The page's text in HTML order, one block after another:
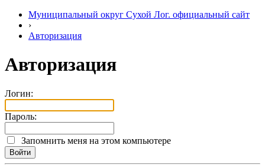
Муниципальный округ Сухой Лог. официальный сайт
›
Авторизация
Авторизация
Логин:
Пароль:
Запомнить меня на этом компьютере